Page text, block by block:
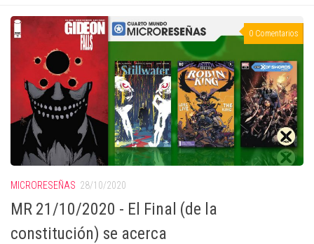
0 Comentarios
MICRORESEÑAS 28/10/2020
MR 21/10/2020 - El Final (de la
constitución) se acerca